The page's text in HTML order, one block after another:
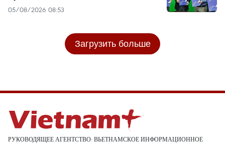
05/08/2026 08:53
Загрузить больше
РУКОВОДЯЩЕЕ АГЕНТСТВО: ВЬЕТНАМСКОЕ ИНФОРМАЦИОННОЕ